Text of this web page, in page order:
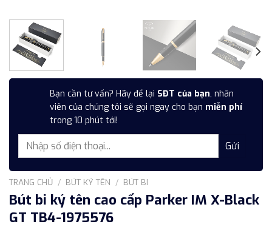
Bạn cần tư vấn? Hãy để lại SĐT của bạn, nhân
viên của chúng tôi sẽ gọi ngay cho bạn miễn phí
trong 10 phút tới!
TRANG CHỦ / BÚT KÝ TÊN / BÚT BI
Bút bi ký tên cao cấp Parker IM X-Black
GT TB4-1975576